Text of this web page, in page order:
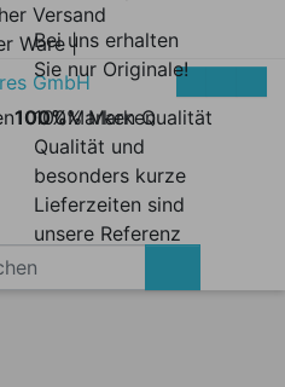
Versand
Ware |
100%Marken Qualität
Bei uns erhalten
Sie nur Originale!
100% Marken
Qualität und
besonders kurze
Lieferzeiten sind
unsere Referenz